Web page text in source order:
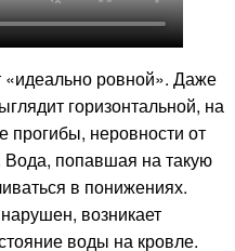
«идеально ровной». Даже
горизонтальной, на
прогибы, неровности от
попавшая на такую
в понижениях.
возникает
воды на кровле.